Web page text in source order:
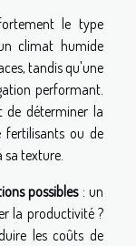
le type
climat humide
tandis qu'une
performant.
déterminer la
ou de
texture.
possibles: un
la productivité ?
les coûts de